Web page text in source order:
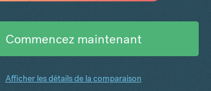
Commencez maintenant
Afficher les détails de la comparaison